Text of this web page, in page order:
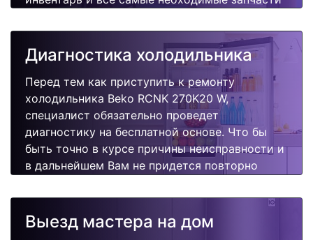
быстро, качественно и недорого.
Диагностика холодильника
Перед тем как приступить к ремонту
холодильника Beko RCNK 270K20 W,
специалист обязательно проведет
диагностику на бесплатной основе. Что бы
быть точно в курсе причины неисправности и
в дальнейшем Вам не придется повторно
поломок.
Выезд мастера на дом